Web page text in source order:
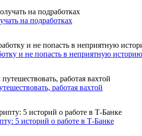
на подработках
и не попасть в неприятную историю
работая вахтой
5 историй о работе в Т-Банке